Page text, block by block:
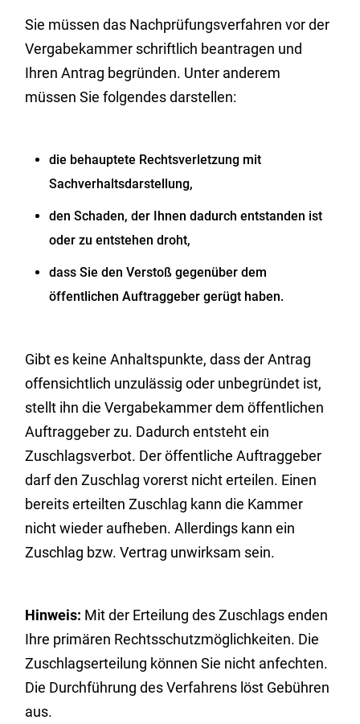
Sie müssen das Nachprüfungsverfahren vor der
Vergabekammer schriftlich beantragen und
Ihren Antrag begründen. Unter anderem
müssen Sie folgendes darstellen:
die behauptete Rechtsverletzung mit
Sachverhaltsdarstellung,
den Schaden, der Ihnen dadurch entstanden ist
oder zu entstehen droht,
dass Sie den Verstoß gegenüber dem
öffentlichen Auftraggeber gerügt haben.
Gibt es keine Anhaltspunkte, dass der Antrag
offensichtlich unzulässig oder unbegründet ist,
stellt ihn die Vergabekammer dem öffentlichen
Auftraggeber zu. Dadurch entsteht ein
Zuschlagsverbot. Der öffentliche Auftraggeber
darf den Zuschlag vorerst nicht erteilen. Einen
bereits erteilten Zuschlag kann die Kammer
nicht wieder aufheben. Allerdings kann ein
Zuschlag bzw. Vertrag unwirksam sein.
Hinweis: Mit der Erteilung des Zuschlags enden
Ihre primären Rechtsschutzmöglichkeiten. Die
Zuschlagserteilung können Sie nicht anfechten.
Die Durchführung des Verfahrens löst Gebühren
aus.